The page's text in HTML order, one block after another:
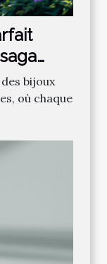
bijoux
où chaque